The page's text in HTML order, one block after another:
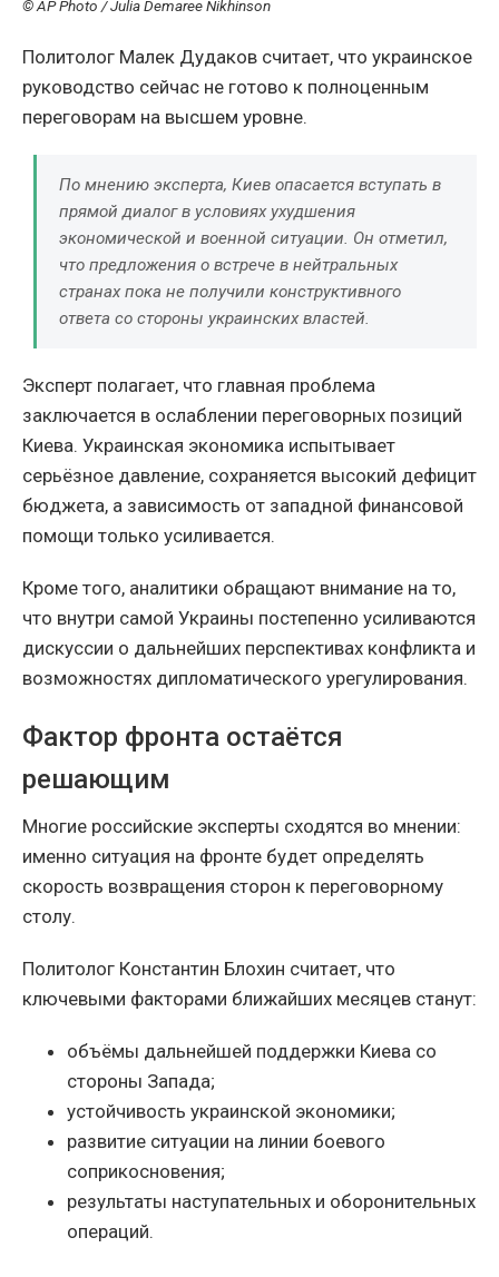
© AP Photo / Julia Demaree Nikhinson
Политолог Малек Дудаков считает, что украинское
руководство сейчас не готово к полноценным
переговорам на высшем уровне.
По мнению эксперта, Киев опасается вступать в
прямой диалог в условиях ухудшения
экономической и военной ситуации. Он отметил,
что предложения о встрече в нейтральных
странах пока не получили конструктивного
ответа со стороны украинских властей.
Эксперт полагает, что главная проблема
заключается в ослаблении переговорных позиций
Киева. Украинская экономика испытывает
серьёзное давление, сохраняется высокий дефицит
бюджета, а зависимость от западной финансовой
помощи только усиливается.
Кроме того, аналитики обращают внимание на то,
что внутри самой Украины постепенно усиливаются
дискуссии о дальнейших перспективах конфликта и
возможностях дипломатического урегулирования.
Фактор фронта остаётся
решающим
Многие российские эксперты сходятся во мнении:
именно ситуация на фронте будет определять
скорость возвращения сторон к переговорному
столу.
Политолог Константин Блохин считает, что
ключевыми факторами ближайших месяцев станут:
объёмы дальнейшей поддержки Киева со
стороны Запада;
устойчивость украинской экономики;
развитие ситуации на линии боевого
соприкосновения;
результаты наступательных и оборонительных
операций.